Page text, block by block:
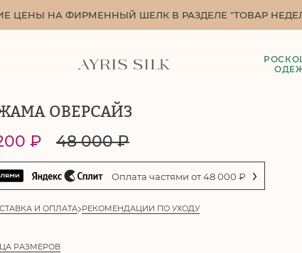
ЦЕНЫ НА ФИРМЕННЫЙ ШЕЛК В РАЗДЕЛЕ "ТОВАР
ОВЕРСАЙЗ
48 000₽
₽
Оплата частями от48 000 ₽
И ОПЛАТА РЕКОМЕНДАЦИИ ПО УХОДУ
РАЗМЕРОВ